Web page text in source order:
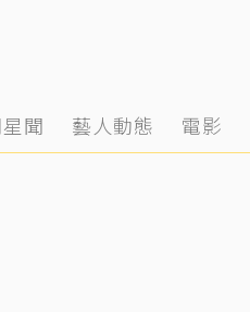
聞 藝人動態 電影